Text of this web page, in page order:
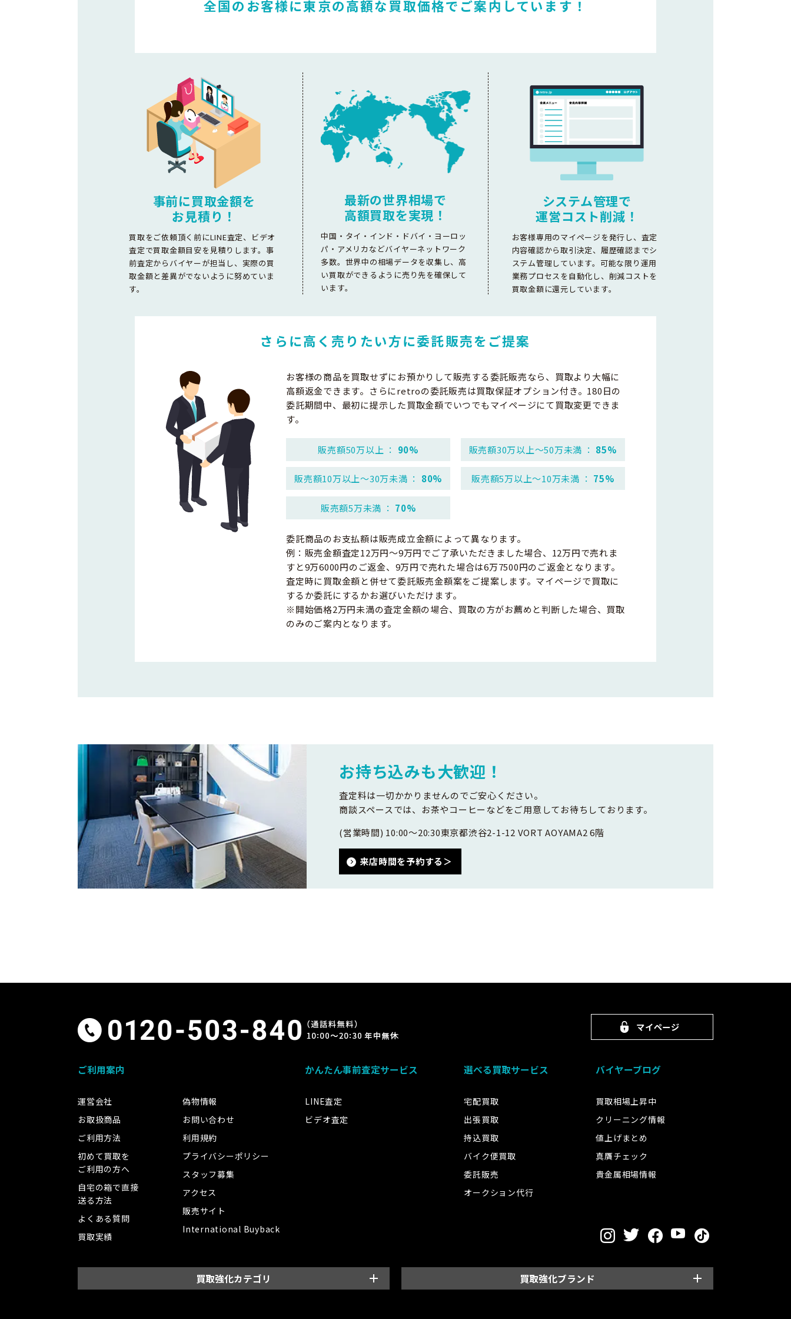
全国のお客様に東京の高額な買取価格でご案内しています！
事前に買取金額を
お見積り！
買取をご依頼頂く前にLINE査定、ビデオ
査定で買取金額目安を見積りします。事
前査定からバイヤーが担当し、実際の買
取金額と差異がでないように努めていま
す。
最新の世界相場で
高額買取を実現！
中国・タイ・インド・ドバイ・ヨーロッ
パ・アメリカなどバイヤーネットワーク
多数。世界中の相場データを収集し、高
い買取ができるように売り先を確保して
います。
システム管理で
運営コスト削減！
お客様専用のマイページを発行し、査定
内容確認から取引決定、履歴確認までシ
ステム管理しています。可能な限り運用
業務プロセスを自動化し、削減コストを
買取金額に還元しています。
さらに高く売りたい方に委託販売をご提案
お客様の商品を買取せずにお預かりして販売する委託販売なら、買取より大幅に
高額返金できます。さらにretroの委託販売は買取保証オプション付き。180日の
委託期間中、最初に提示した買取金額でいつでもマイページにて買取変更できま
す。
販売額50万以上 ： 90% 販売額30万以上～50万未満 ： 85%
販売額10万以上～30万未満 ： 80% 販売額5万以上～10万未満 ： 75%
販売額5万未満 ： 70%
委託商品のお支払額は販売成立金額によって異なります。
例：販売金額査定12万円～9万円でご了承いただきました場合、12万円で売れま
すと9万6000円のご返金、9万円で売れた場合は6万7500円のご返金となります。
査定時に買取金額と併せて委託販売金額案をご提案します。マイページで買取に
するか委託にするかお選びいただけます。
※開始価格2万円未満の査定金額の場合、買取の方がお薦めと判断した場合、買取
のみのご案内となります。
お持ち込みも大歓迎！
査定料は一切かかりませんのでご安心ください。
商談スペースでは、お茶やコーヒーなどをご用意してお待ちしております。
(営業時間) 10:00～20:30東京都渋谷2-1-12 VORT AOYAMA2 6階
来店時間を予約する＞
マイページ
ご利用案内
運営会社
お取扱商品
ご利用方法
初めて買取を
ご利用の方へ
自宅の箱で直接
送る方法
よくある質問
買取実績
偽物情報
お問い合わせ
利用規約
プライバシーポリシー
スタッフ募集
アクセス
販売サイト
International Buyback
かんたん事前査定サービス
LINE査定
ビデオ査定
選べる買取サービス
宅配買取
出張買取
持込買取
バイク便買取
委託販売
オークション代行
バイヤーブログ
買取相場上昇中
クリーニング情報
値上げまとめ
真贋チェック
貴金属相場情報
買取強化カテゴリ 買取強化ブランド